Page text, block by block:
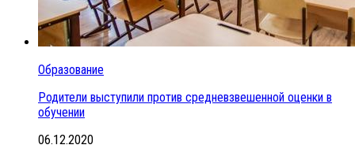
Образование
Родители выступили против средневзвешенной оценки в
обучении
06.12.2020